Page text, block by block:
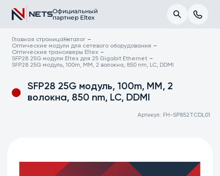
Официальный
партнер Eltex
Главная страница Каталог
Оптические модули для сетевого оборудования
Оптические трансиверы Eltex
SFP28 25G модули Eltex для 25 Gigabit Ethernet
SFP28 25G модуль, 100m, MM, 2 волокна, 850 nm, LC, DDMI
SFP28 25G модуль, 100m, MM, 2
волокна, 850 nm, LC, DDMI
Артикул: FH-SP852TCDL01